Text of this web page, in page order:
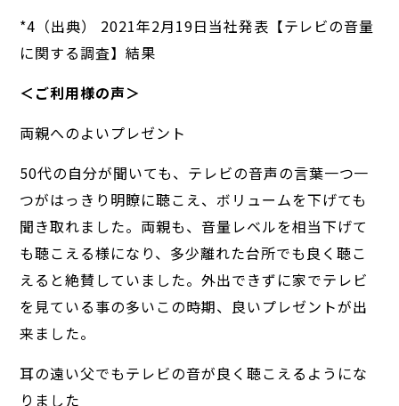
*4（出典） 2021年2月19日当社発表【テレビの音量
に関する調査】結果
＜ご利用様の声＞
両親へのよいプレゼント
50代の自分が聞いても、テレビの音声の言葉一つ一
つがはっきり明瞭に聴こえ、ボリュームを下げても
聞き取れました。両親も、音量レベルを相当下げて
も聴こえる様になり、多少離れた台所でも良く聴こ
えると絶賛していました。外出できずに家でテレビ
を見ている事の多いこの時期、良いプレゼントが出
来ました。
耳の遠い父でもテレビの音が良く聴こえるようにな
りました